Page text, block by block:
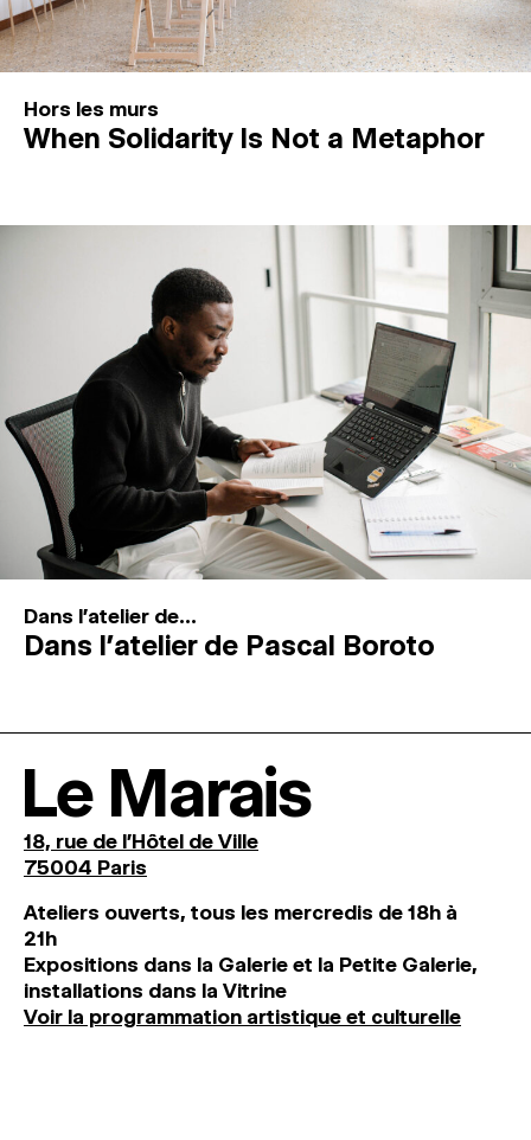
Hors les murs
When Solidarity Is Not a Metaphor
Dans l'atelier de...
Dans l’atelier de Pascal Boroto
Le Marais
18, rue de l'Hôtel de Ville
75004 Paris
Ateliers ouverts, tous les mercredis de 18h à
21h
Expositions dans la Galerie et la Petite Galerie,
installations dans la Vitrine
Voir la programmation artistique et culturelle